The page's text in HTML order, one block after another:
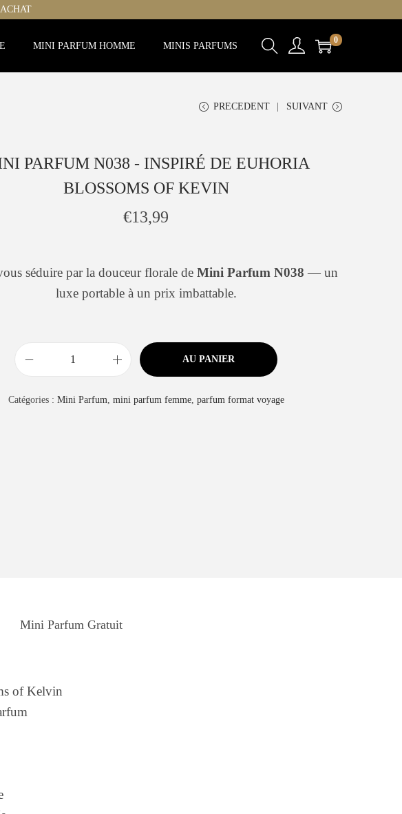
MINI PARFUM HOMME MINIS PARFUMS
0
PRECEDENT SUIVANT
PARFUM N038 - INSPIRÉ DE EUHORIA
BLOSSOMS OF KEVIN
€13,99
séduire par la douceur florale de Mini Parfum N038 — un
luxe portable à un prix imbattable.
AU PANIER
Catégories : Mini Parfum, mini parfum femme, parfum format voyage
Mini Parfum Gratuit
of Kelvin